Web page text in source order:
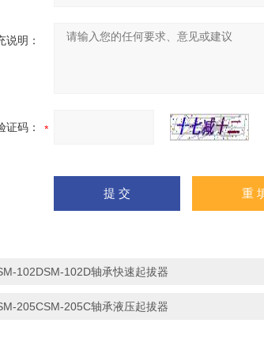
说明：
证码：
102DSM-102D轴承快速起拔器
205CSM-205C轴承液压起拔器